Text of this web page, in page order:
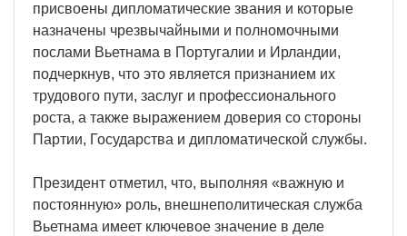
присвоены дипломатические звания и которые
назначены чрезвычайными и полномочными
послами Вьетнама в Португалии и Ирландии,
подчеркнув, что это является признанием их
трудового пути, заслуг и профессионального
роста, а также выражением доверия со стороны
Партии, Государства и дипломатической службы.
Президент отметил, что, выполняя «важную и
постоянную» роль, внешнеполитическая служба
Вьетнама имеет ключевое значение в деле